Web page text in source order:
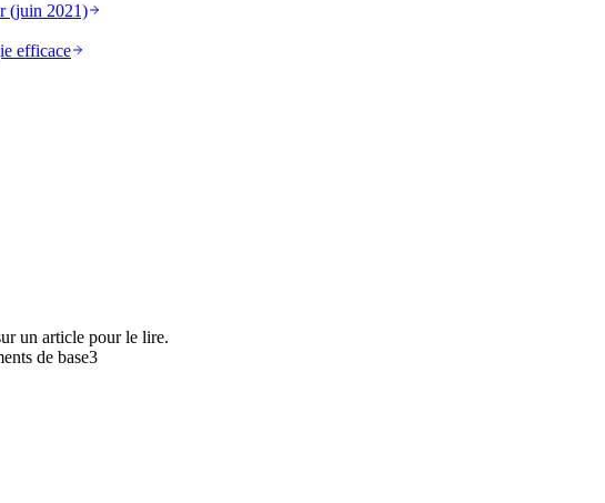
(juin 2021)
efficace
un article pour le lire.
de base3